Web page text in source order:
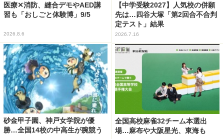
医療✕消防、縫合デモやAED講
習も「おしごと体験博」9/5
2026.8.6
【中学受験2027】人気校の併願
先は…四谷大塚「第2回合不合判
定テスト」結果
2026.7.16
砂金甲子園、神戸女学院が優
勝…全国14校の中高生が腕競う
全国高校麻雀32チーム本選出
場…麻布や大阪星光、東海も